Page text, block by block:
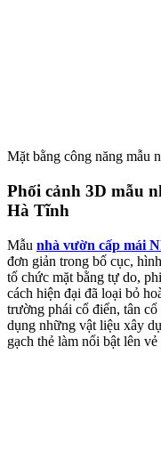
Mặt bằng công năng mẫu
Phối cảnh 3D mẫu
Hà Tĩnh
Mẫu nhà vườn cấp mái
đơn giản trong bố cục,
tổ chức mặt bằng tự do,
cách hiện đại đã loại bỏ
trường phái cổ điển, tân
dụng những vật liệu xây
gạch thẻ làm nổi bật lên